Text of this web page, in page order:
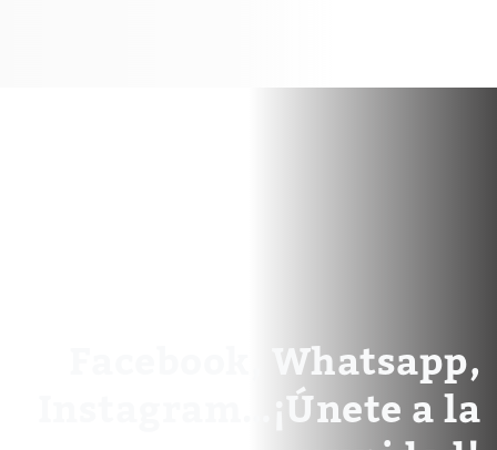
Facebook, Whatsapp,
Instagram…¡Únete a la